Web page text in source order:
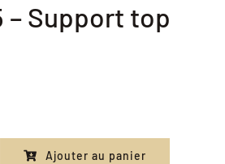
– Support top
Ajouter au panier